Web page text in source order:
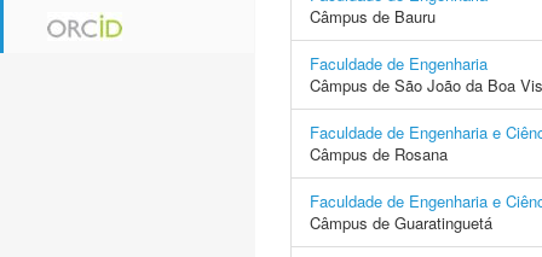
Câmpus de Bauru
Faculdade de Engenharia
Câmpus de São João da Boa
Faculdade de Engenharia e
Câmpus de Rosana
Faculdade de Engenharia e
Câmpus de Guaratinguetá